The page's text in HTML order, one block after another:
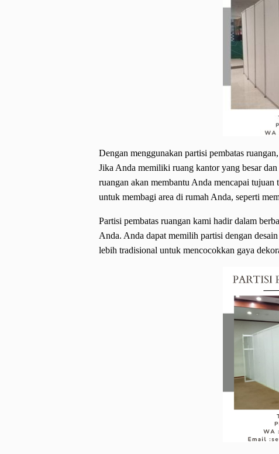
Dengan menggunakan partisi pembatas
Jika Anda memiliki ruang kantor yang besar
ruangan akan membantu Anda mencapai
untuk membagi area di rumah Anda, seperti
Partisi pembatas ruangan kami hadir dalam
Anda. Anda dapat memilih partisi dengan
lebih tradisional untuk mencocokkan gaya